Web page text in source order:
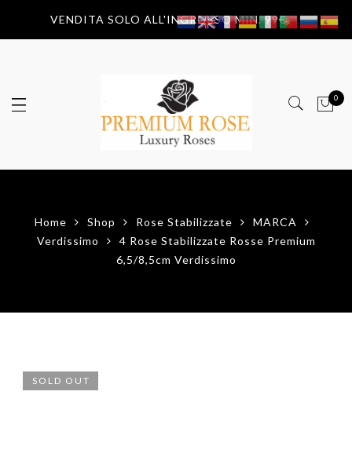
VENDITA SOLO ALL'INGROSSO MIN. 99€
0
Home Shop Rose Stabilizzate
MARCA
Verdissimo
4 Rose Stabilizzate Rosse Premium
6,5/8,5cm Verdissimo
SOLD OUT